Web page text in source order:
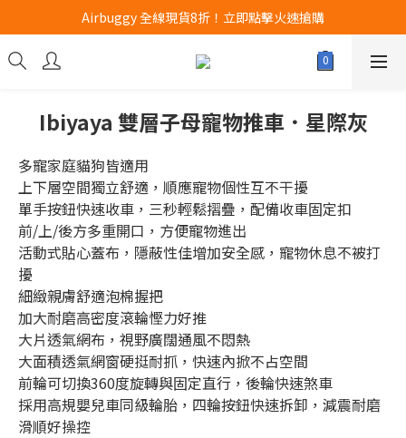
Airbuggy 全線現貨8折！立即點擊火速搶購
Airbuggy 全線現貨8折！立即點擊火速搶購
CURLI瑞士狗帶全款式3折！立即按下搶購
Airbuggy 全線現貨8折！立即點擊火速搶購
Ibiyaya 雙層子母寵物推車．星際灰
多寵家庭貓狗皆適用
上下層空間獨立舒適，順應寵物個性互不干擾
單手按鈕快速收車，三秒輕鬆摺疊，配備收車固定扣
前/上/後方多重開口，方便寵物進出
活動式貼心蓋布，隱蔽性佳增加安全感，寵物休息不被打
擾
細緻親膚舒適泡棉握把
加大耐磨高密度滾輪慳力好推
大片透氣網布，視野廣闊通風不悶熱
大面積透氣網窗硬挺耐抓，快速內掀不占空間
前輪可切換360度旋轉與固定直行，後輪快速煞車
採用高規嬰兒車同級輪胎，四輪按鈕快速拆卸，減震耐磨
滑順好操控